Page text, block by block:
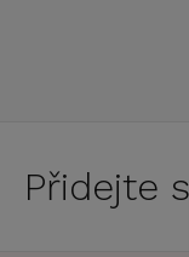
Přidejte